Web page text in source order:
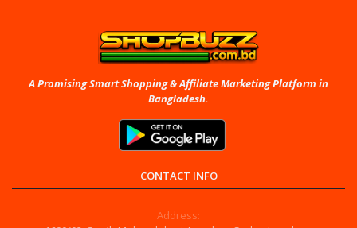
A Promising Smart Shopping & Affiliate Marketing Platform in
Bangladesh.
CONTACT INFO
Address: